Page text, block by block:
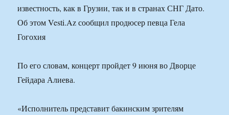
известность, как в Грузии, так и в странах СНГ Дато.
Об этом Vesti.Az сообщил продюсер певца Гела
Гогохия
По его словам, концерт пройдет 9 июня во Дворце
Гейдара Алиева.
«Исполнитель представит бакинским зрителям